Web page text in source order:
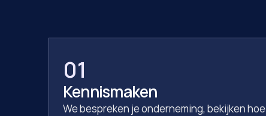
01
Kennismaken
We bespreken je onderneming, bekijken